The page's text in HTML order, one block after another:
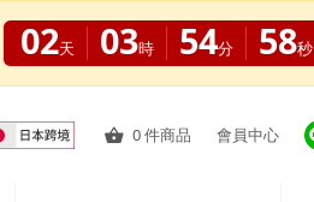
0件商品 會員中心
02天 03時 54分 58秒